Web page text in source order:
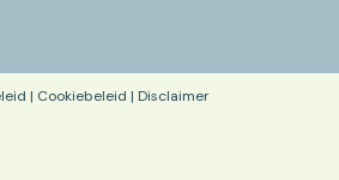
| Cookiebeleid | Disclaimer